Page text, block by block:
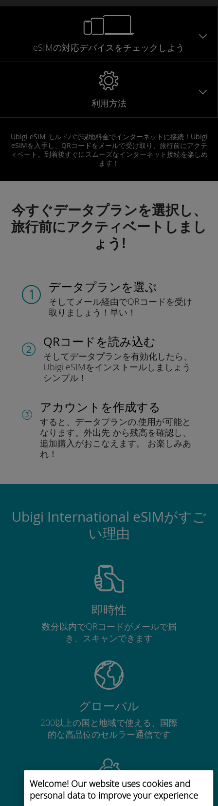
Welcome! Our website uses cookies and
personal data to improve your experience
eSIMの対応デバイスをチェックしよう
利用方法
Ubigi eSIM モルドバで現地料金でインターネットに接続！Ubigi
eSIMを入手し、QRコードをメールで受け取り、旅行前にアクテ
ィベート。到着後すぐにスムーズなインターネット接続を楽しめ
ます！
今すぐデータプランを選択し、
旅行前にアクティベートしまし
ょう!
データプランを選ぶ
そしてメール経由でQRコードを受け
取りましょう！早い！
QRコードを読み込む
そしてデータプランを有効化したら、
Ubigi eSIMをインストールしま しょう
シンプル！
アカウントを作成する
すると、データプランの.使用が可能と
なります。 外出先 から残高を確認し、
追加購入がおこなえます。
お楽しみあ
れ！
Ubigi International eSIMがすご
い理由
即時性
数分以内でQRコードがメールで届
き、スキャンできます
グローバル
200以上の国と地域で使える、国際
的な高品位のセルラー通信です
コストパフォーマンス